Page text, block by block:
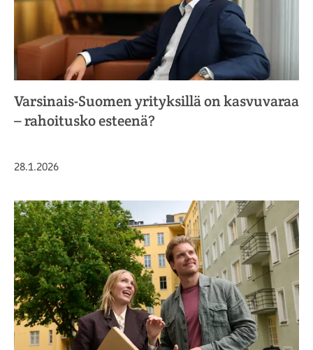
Varsinais-Suomen yrityksillä on kasvuvaraa
– rahoitusko esteenä?
Julkaistu
28.1.2026